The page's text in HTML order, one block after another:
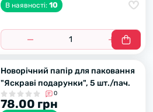
В наявності: 10
Новорічний папір для паковання
"Яскраві подарунки", 5 шт./пач.
0
78.00 грн